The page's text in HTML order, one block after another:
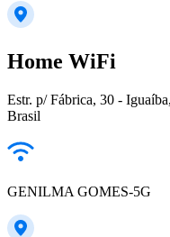
Home WiFi
Estr. p/ Fábrica, 30 -
Brasil
GENILMA GOMES-5G